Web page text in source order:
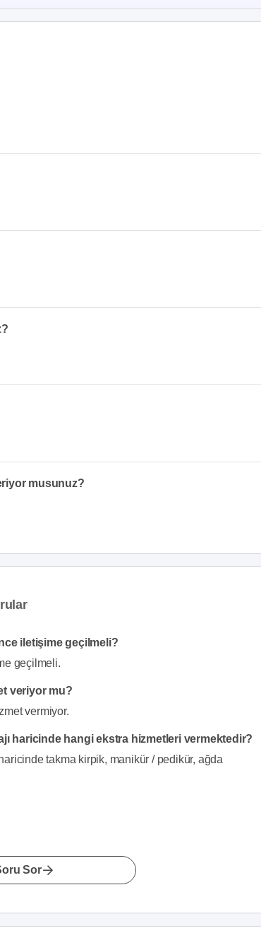
musunuz?
iletişime geçilmeli?
geçilmeli.
veriyor mu?
vermiyor.
haricinde hangi ekstra hizmetleri vermektedir?
takma kirpik, manikür / pedikür, ağda
Sor